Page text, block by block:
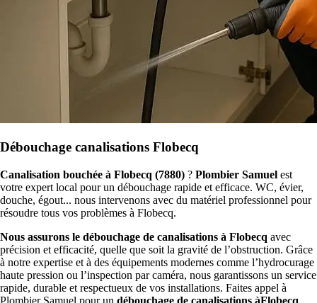
Débouchage canalisations Flobecq
Canalisation bouchée à Flobecq (7880) ? Plombier Samuel est
votre expert local pour un débouchage rapide et efficace. WC, évier,
douche, égout... nous intervenons avec du matériel professionnel pour
résoudre tous vos problèmes à Flobecq.
Nous assurons le débouchage de canalisations à Flobecq avec
précision et efficacité, quelle que soit la gravité de l’obstruction. Grâce
à notre expertise et à des équipements modernes comme l’hydrocurage
haute pression ou l’inspection par caméra, nous garantissons un service
rapide, durable et respectueux de vos installations. Faites appel à
Plombier Samuel pour un débouchage de canalisations àFlobecq